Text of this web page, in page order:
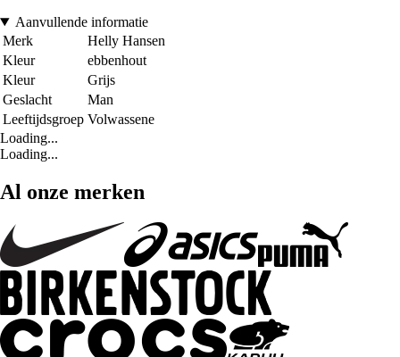
Aanvullende informatie
Merk
Helly Hansen
Kleur
ebbenhout
Kleur
Grijs
Geslacht
Man
Leeftijdsgroep Volwassene
Loading...
Loading...
Al onze merken